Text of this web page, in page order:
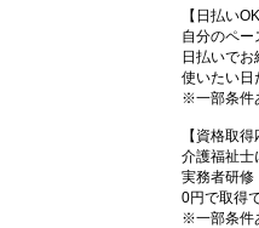
【日払い
自分のペー
日払いでお
使いたい日
※一部条件
【資格取得
介護福祉士
実務者研修
0円で取得
※一部条件